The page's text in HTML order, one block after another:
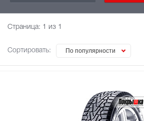
Страница: 1 из 1
Сортировать: По популярности